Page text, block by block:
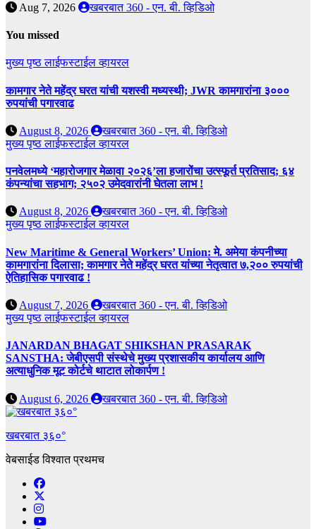
Aug 7, 2026 खबरबात 360 - एन. बी. व्हिडिओ
You missed
मुख्य पृष्ठलाईफस्टाईलव्हायरल
कामगार नेते महेंद्र घरत यांची यशस्वी मध्यस्थी; JWR कामगारांना ३०००
रुपयांची पगारवाढ
August 8, 2026
खबरबात 360 - एन. बी. व्हिडिओ
मुख्य पृष्ठलाईफस्टाईलव्हायरल
पनवेलमध्ये ‘महारोजगार मेळावा २०२६’ला हजारोंचा उत्स्फूर्त प्रतिसाद; ६४
कंपन्यांचा सहभाग; २५०२ उमेदवारांनी घेतला लाभ !
August 8, 2026
खबरबात 360 - एन. बी. व्हिडिओ
मुख्य पृष्ठलाईफस्टाईलव्हायरल
New Maritime & General Workers’ Union: मे. अमेया कंपनीच्या
कामगारांना दिलासा; कामगार नेते महेंद्र घरत यांच्या नेतृत्वात ७,२०० रुपयांची
ऐतिहासिक पगारवाढ !
August 7, 2026
खबरबात 360 - एन. बी. व्हिडिओ
मुख्य पृष्ठलाईफस्टाईलव्हायरल
JANARDAN BHAGAT SHIKSHAN PRASARAK
SANSTHA: जेबीएसपी संस्थेचे मुख्य प्रशासकीय कार्यालय आणि
अत्याधुनिक मूट कोर्टचे थाटात लोकार्पण !
August 6, 2026 खबरबात 360 - एन. बी. व्हिडिओ
खबरबात ३६०°
वेबसाईड विश्वात प्रथमच